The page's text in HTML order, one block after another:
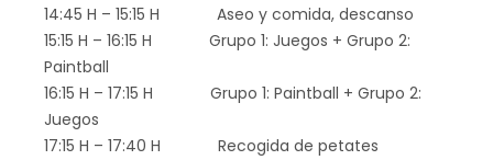
14:45 H – 15:15 H Aseo y comida, descanso
15:15 H – 16:15 H Grupo 1: Juegos + Grupo 2:
Paintball
16:15 H – 17:15 H Grupo 1: Paintball + Grupo 2:
Juegos
17:15 H – 17:40 H Recogida de petates